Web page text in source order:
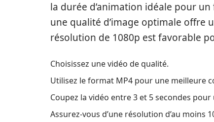
la durée d’animation idéale pour
une qualité d’image optimale offre
résolution de 1080p est favorable
Choisissez une vidéo de qualité.
Utilisez le format MP4 pour une meilleure
Coupez la vidéo entre 3 et 5 secondes
Assurez-vous d’une résolution d’au moins